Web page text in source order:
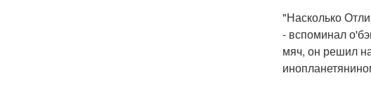
"Насколько
- вспоминал
мяч, он решил